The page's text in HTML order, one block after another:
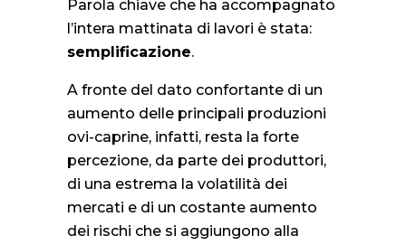
Parola chiave che ha accompagnato
l’intera mattinata di lavori è stata:
semplificazione.
A fronte del dato confortante di un
aumento delle principali produzioni
ovi-caprine, infatti, resta la forte
percezione, da parte dei produttori,
di una estrema la volatilità dei
mercati e di un costante aumento
dei rischi che si aggiungono alla